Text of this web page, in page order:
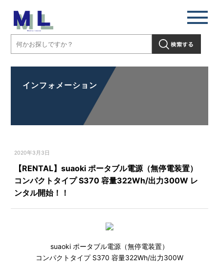
インフォメーション
2020年3月3日
【RENTAL】suaoki ポータブル電源（無停電装置）
コンパクトタイプ S370 容量322Wh/出力300W レ
ンタル開始！！
suaoki ポータブル電源（無停電装置）
コンパクトタイプ S370 容量322Wh/出力300W